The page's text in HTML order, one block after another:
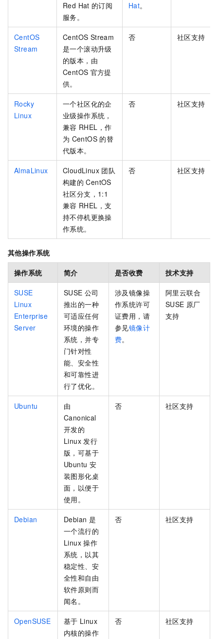
Red Hat 的订阅
服务。
Hat。
CentOS
Stream
CentOS Stream
是一个滚动升级
的版本，由
CentOS 官方提
供。
否 社区支持
Rocky
Linux
一个社区化的企
业级操作系统，
兼容 RHEL，作
为 CentOS 的替
代版本。
否 社区支持
AlmaLinux CloudLinux 团队
构建的 CentOS
社区分支，1:1
兼容 RHEL，支
持不停机更换操
作系统。
否 社区支持
其他操作系统
操作系统 简介 是否收费 技术支持
SUSE
Linux
Enterprise
Server
SUSE 公司
推出的一种
可适应任何
环境的操作
系统，并专
门针对性
能、安全性
和可靠性进
行了优化。
涉及镜像操
作系统许可
证费用，请
参见镜像计
费。
阿里云联合
SUSE 原厂
支持
Ubuntu
由
Canonical
开发的
Linux 发行
版，可基于
Ubuntu 安
装图形化桌
面，以便于
使用。
否 社区支持
Debian Debian 是
一个流行的
Linux 操作
系统，以其
稳定性、安
全性和自由
软件原则而
闻名。
否 社区支持
OpenSUSE 基于 Linux
内核的操作
否 社区支持